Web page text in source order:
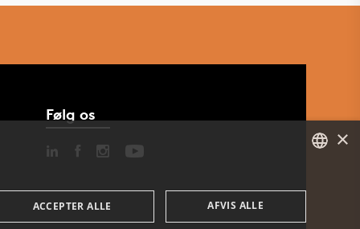
Følg os
ENGLISH
×
ACCEPTER ALLE AFVIS ALLE